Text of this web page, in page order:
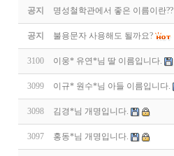
공지 명성철학관에서 좋은 이름이란??
공지 불용문자 사용해도 될까요?
3100 이웅* 유연*님 딸 이름입니다.
3099 이규* 원수*님 아들 이름입니다.
3098 김경*님 개명입니다.
3097 홍동*님 개명입니다.